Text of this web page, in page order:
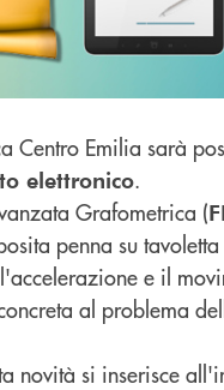
Centro Emilia sarà
elettronico.
Grafometrica (
penna su
e il
al problema
novità si inserisce